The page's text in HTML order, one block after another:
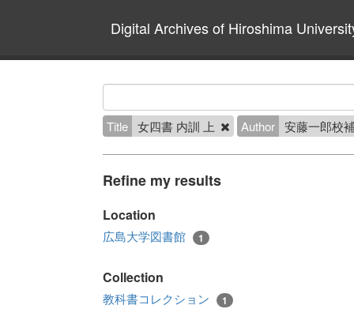
Digital Archives of Hiroshima
Title 女四書 内訓 上 Author 安藤一郎校
Refine my results
Location
広島大学図書館 1
Collection
教科書コレクション 1